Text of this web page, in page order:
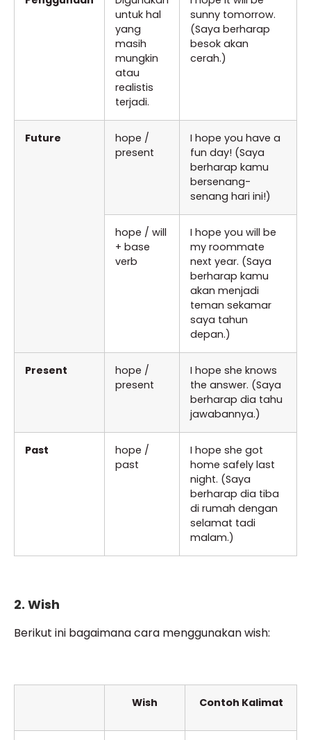
untuk hal
yang
masih
mungkin
atau
realistis
terjadi.
sunny tomorrow.
(Saya berharap
besok akan
cerah.)
Future
hope /
present
I hope you have a
fun day! (Saya
berharap kamu
bersenang-
senang hari ini!)
hope / will
+ base
verb
I hope you will be
my roommate
next year. (Saya
berharap kamu
akan menjadi
teman sekamar
saya tahun
depan.)
Present
hope /
present
I hope she knows
the answer. (Saya
berharap dia tahu
jawabannya.)
Past
hope /
past
I hope she got
home safely last
night. (Saya
berharap dia tiba
di rumah dengan
selamat tadi
malam.)
2. Wish
Berikut ini bagaimana cara menggunakan wish:
Wish Contoh Kalimat